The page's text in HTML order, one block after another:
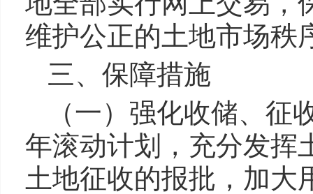
维护公正的土地市场秩
三、保障措施
（一）强化收储、
年滚动计划，充分发挥
土地征收的报批，加大